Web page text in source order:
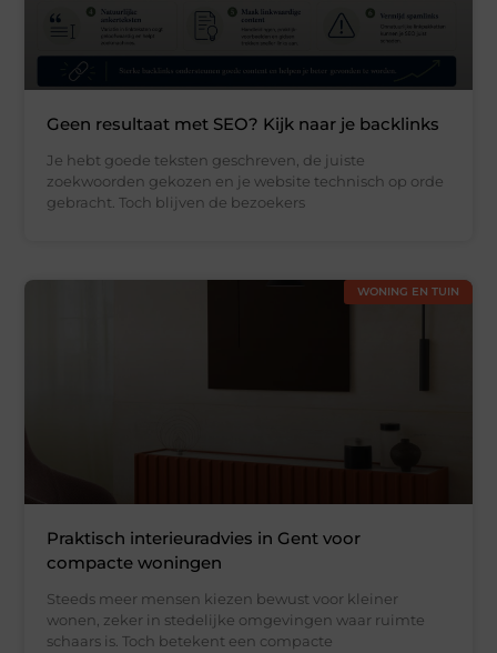
Geen resultaat met SEO? Kijk naar je backlinks
Je hebt goede teksten geschreven, de juiste
zoekwoorden gekozen en je website technisch op orde
gebracht. Toch blijven de bezoekers
WONING EN TUIN
Praktisch interieuradvies in Gent voor
compacte woningen
Steeds meer mensen kiezen bewust voor kleiner
wonen, zeker in stedelijke omgevingen waar ruimte
schaars is. Toch betekent een compacte